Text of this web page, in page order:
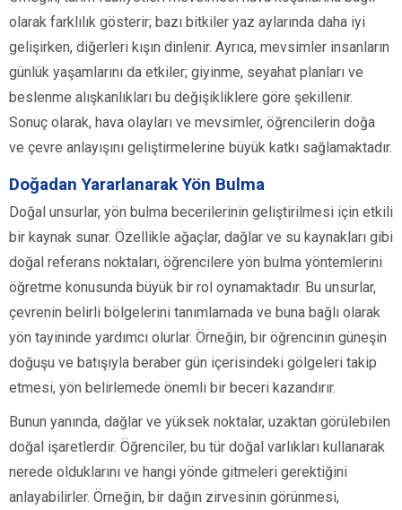
olarak farklılık gösterir; bazı bitkiler yaz aylarında daha iyi
gelişirken, diğerleri kışın dinlenir. Ayrıca, mevsimler insanların
günlük yaşamlarını da etkiler; giyinme, seyahat planları ve
beslenme alışkanlıkları bu değişikliklere göre şekillenir.
Sonuç olarak, hava olayları ve mevsimler, öğrencilerin doğa
ve çevre anlayışını geliştirmelerine büyük katkı sağlamaktadır.
Doğadan Yararlanarak Yön Bulma
Doğal unsurlar, yön bulma becerilerinin geliştirilmesi için etkili
bir kaynak sunar. Özellikle ağaçlar, dağlar ve su kaynakları gibi
doğal referans noktaları, öğrencilere yön bulma yöntemlerini
öğretme konusunda büyük bir rol oynamaktadır. Bu unsurlar,
çevrenin belirli bölgelerini tanımlamada ve buna bağlı olarak
yön tayininde yardımcı olurlar. Örneğin, bir öğrencinin güneşin
doğuşu ve batışıyla beraber gün içerisindeki gölgeleri takip
etmesi, yön belirlemede önemli bir beceri kazandırır.
Bunun yanında, dağlar ve yüksek noktalar, uzaktan görülebilen
doğal işaretlerdir. Öğrenciler, bu tür doğal varlıkları kullanarak
nerede olduklarını ve hangi yönde gitmeleri gerektiğini
anlayabilirler. Örneğin, bir dağın zirvesinin görünmesi,